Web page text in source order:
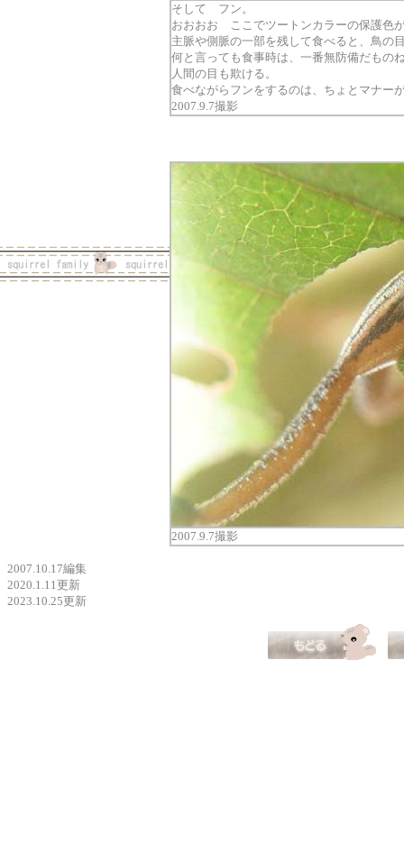
そして フン。
おおおお ここでツートンカラーの保護色
主脈や側脈の一部を残して食べると、鳥の
何と言っても食事時は、一番無防備だもの
人間の目も欺ける。
食べながらフンをするのは、ちょとマナー
2007.9.7撮影
2007.9.7撮影
2007.10.17編集
2020.1.11更新
2023.10.25更新